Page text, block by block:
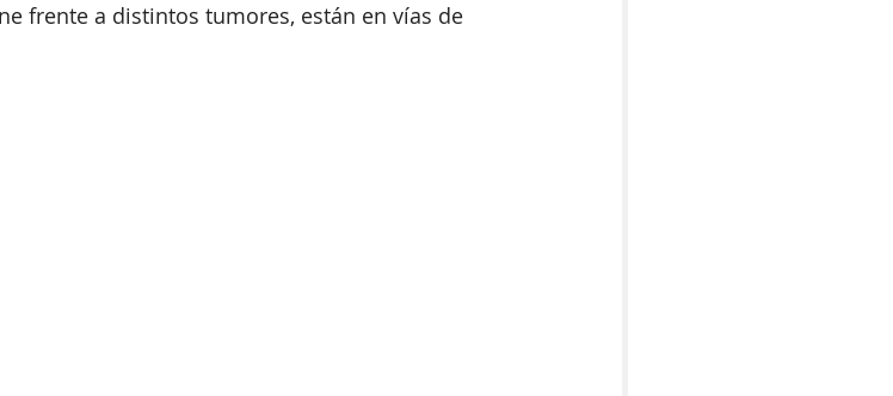
frente a distintos tumores, están en vías de